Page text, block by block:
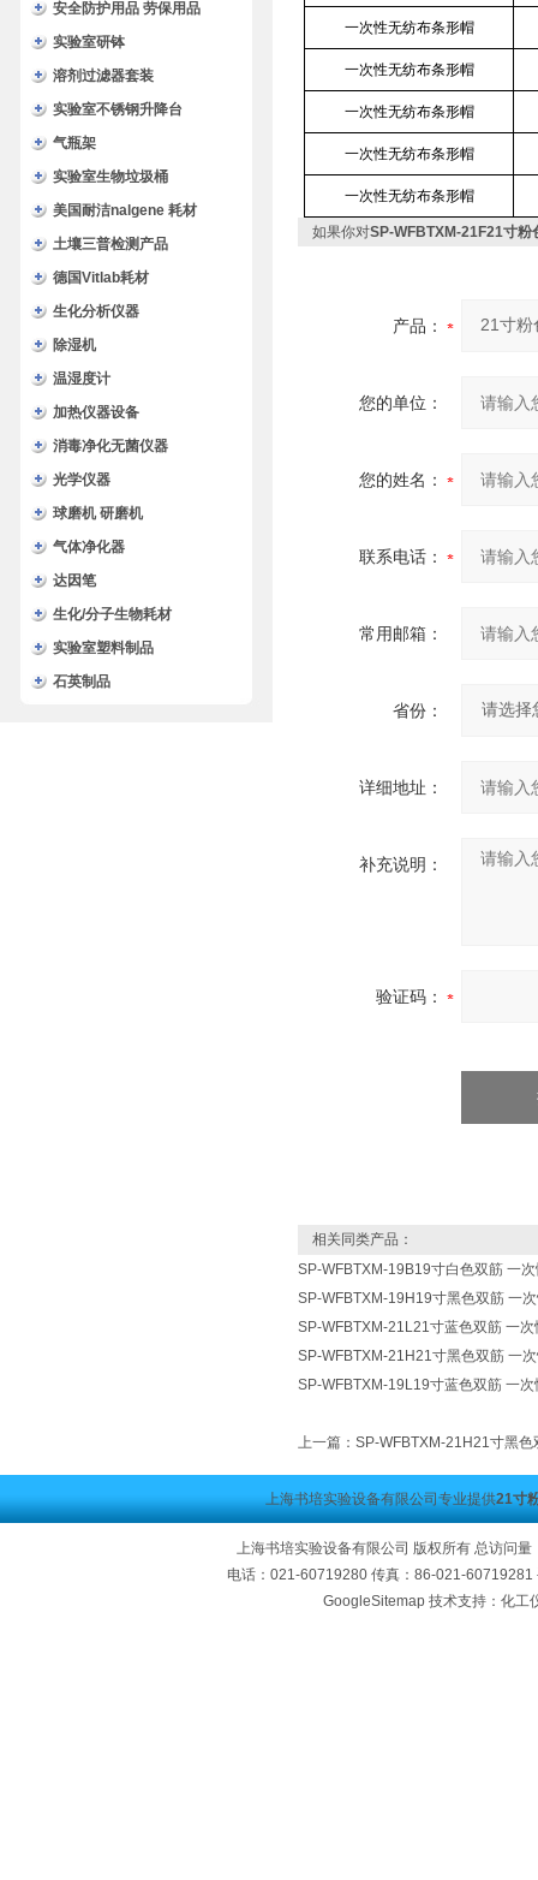
安全防护用品 劳保用品
实验室研钵
溶剂过滤器套装
实验室不锈钢升降台
气瓶架
实验室生物垃圾桶
美国耐洁nalgene 耗材
土壤三普检测产品
德国Vitlab耗材
生化分析仪器
除湿机
温湿度计
加热仪器设备
消毒净化无菌仪器
光学仪器
球磨机 研磨机
气体净化器
达因笔
生化/分子生物耗材
实验室塑料制品
石英制品
一次性无纺布条形帽
一次性无纺布条形帽
一次性无纺布条形帽
一次性无纺布条形帽
一次性无纺布条形帽
如果你对SP-WFBTXM-21F21寸粉
产品：
您的单位：
您的姓名：
联系电话：
常用邮箱：
省份：
详细地址：
补充说明：
验证码：
相关同类产品：
SP-WFBTXM-19B19寸白色双筋 一
SP-WFBTXM-19H19寸黑色双筋 一
SP-WFBTXM-21L21寸蓝色双筋 一
SP-WFBTXM-21H21寸黑色双筋 一
SP-WFBTXM-19L19寸蓝色双筋 一
上一篇： SP-WFBTXM-21H21寸黑
上海书培实验设备有限公司专业提供21寸
上海书培实验设备有限公司 版权所有 总访问量
电话：021-60719280 传真：86-021-
GoogleSitemap技术支持：化工